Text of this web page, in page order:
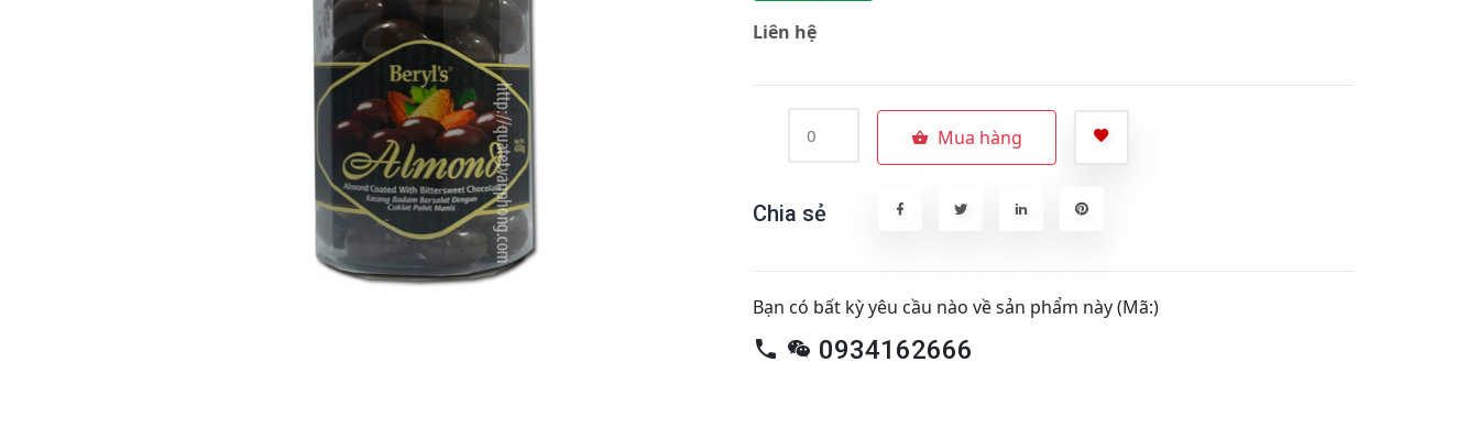
Liên hệ
Mua hàng
Chia sẻ
Bạn có bất kỳ yêu cầu nào về sản phẩm này (Mã:)
0934162666